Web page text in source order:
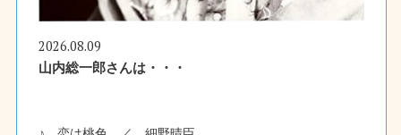
2026.08.09
山内総一郎さんは・・・